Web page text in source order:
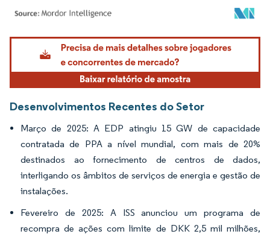
Imagem © Mordor Intelligence. O reuso requer atribuição conforme CC BY 4.0.
Desenvolvimentos Recentes do Setor
Março de 2025: A EDP atingiu 15 GW de capacidade
contratada de PPA a nível mundial, com mais de 20%
destinados ao fornecimento de centros de dados,
interligando os âmbitos de serviços de energia e gestão de
instalações.
Fevereiro de 2025: A ISS anunciou um programa de
recompra de ações com limite de DKK 2,5 mil milhões,